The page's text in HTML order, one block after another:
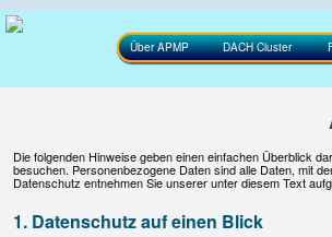
Über APMP DACH Cluster
Die folgenden Hinweise geben einen einfachen Überblick
besuchen. Personenbezogene Daten sind alle Daten, mit
Datenschutz entnehmen Sie unserer unter diesem Text
1. Datenschutz auf einen Blick